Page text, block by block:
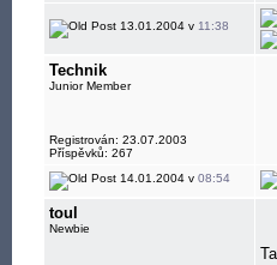
13.01.2004 v 11:38
Technik
Junior Member
Registrován: 23.07.2003
Příspěvků: 267
14.01.2004 v 08:54
toul
Newbie